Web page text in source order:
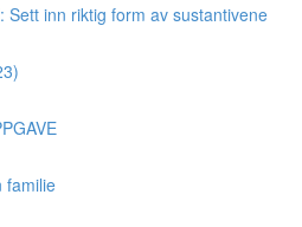
Sett inn riktig form av sustantivene
familie